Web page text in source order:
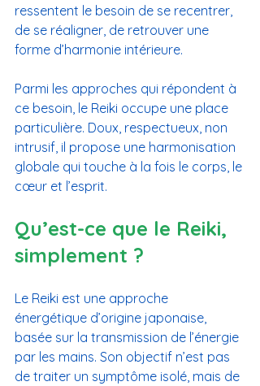
ressentent le besoin de se recentrer,
de se réaligner, de retrouver une
forme d’harmonie intérieure.
Parmi les approches qui répondent à
ce besoin, le Reiki occupe une place
particulière. Doux, respectueux, non
intrusif, il propose une harmonisation
globale qui touche à la fois le corps, le
cœur et l’esprit.
Qu’est-ce que le Reiki,
simplement ?
Le Reiki est une approche
énergétique d’origine japonaise,
basée sur la transmission de l’énergie
par les mains. Son objectif n’est pas
de traiter un symptôme isolé, mais de